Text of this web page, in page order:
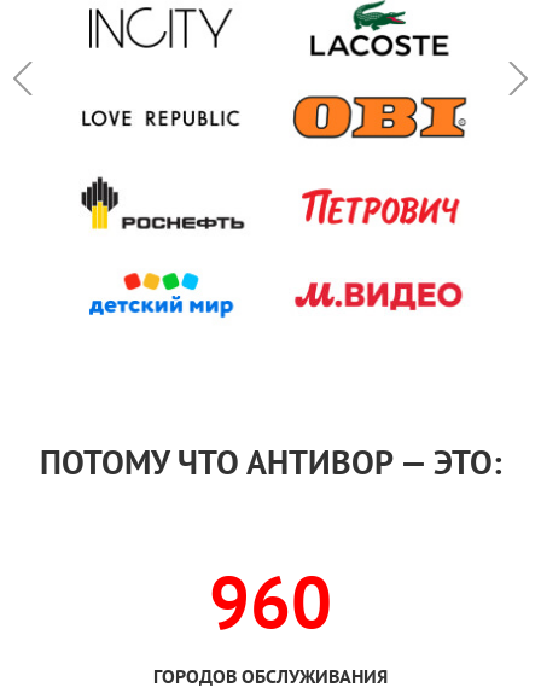
ПОТОМУ ЧТО АНТИВОР — ЭТО:
960
ГОРОДОВ ОБСЛУЖИВАНИЯ